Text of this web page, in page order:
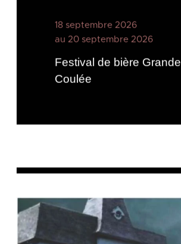
18 septembre 2026
au 20 septembre 2026
Festival de bière Grande
Coulée